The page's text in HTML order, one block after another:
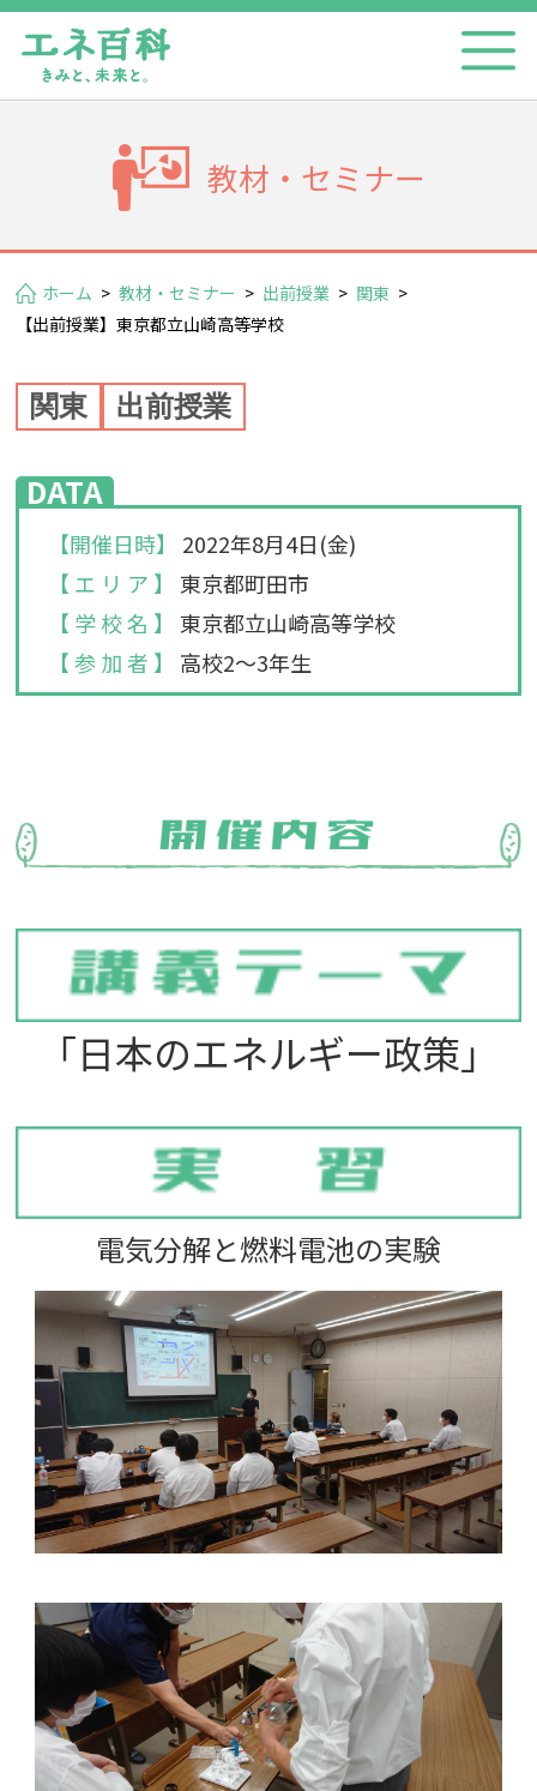
教材・セミナー
ホーム > 教材・セミナー > 出前授業 > 関東 >
【出前授業】東京都立山崎高等学校
関東 出前授業
DATA
【開催日時】
2022年8月4日(金)
【 エ リ ア 】
東京都町田市
【 学 校 名 】
東京都立山崎高等学校
【 参 加 者 】
高校2～3年生
「日本のエネルギー政策」
電気分解と燃料電池の実験